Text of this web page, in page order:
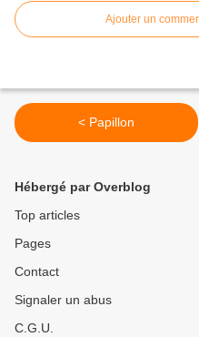
Ajouter un
< Papillon
Hébergé par Overblog
Top articles
Pages
Contact
Signaler un abus
C.G.U.